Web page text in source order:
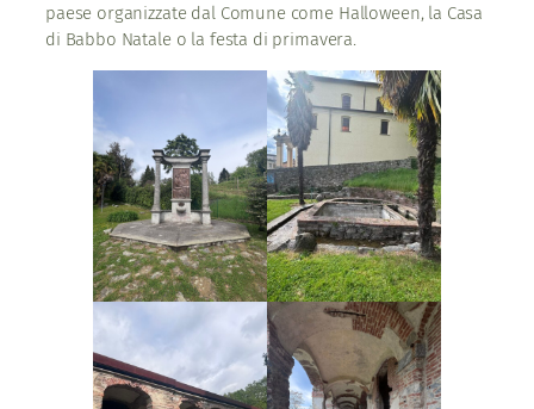
paese organizzate dal Comune come Halloween, la Casa
di Babbo Natale o la festa di primavera.